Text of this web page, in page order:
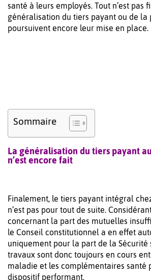
santé à leurs employés. Tout n’est pas
généralisation du tiers payant ou de la
poursuivent encore leur mise en place.
Sommaire
La généralisation du tiers payant
n’est encore fait
Finalement, le tiers payant intégral
n’est pas pour tout de suite.
concernant la part des mutuelles
le Conseil constitutionnel a en effet
uniquement pour la part de la Sécurité
travaux sont donc toujours en cours
maladie et les complémentaires santé
dispositif performant.